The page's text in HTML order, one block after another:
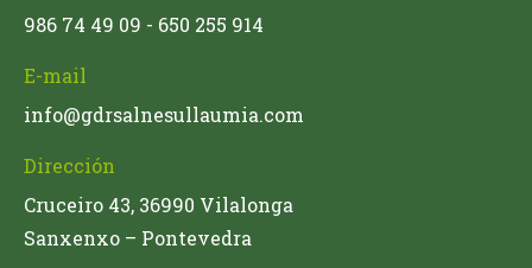
986 74 49 09 - 650 255 914
E-mail
info@gdrsalnesullaumia.com
Dirección
Cruceiro 43, 36990 Vilalonga
Sanxenxo – Pontevedra